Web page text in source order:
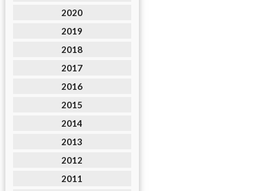
2020
2019
2018
2017
2016
2015
2014
2013
2012
2011